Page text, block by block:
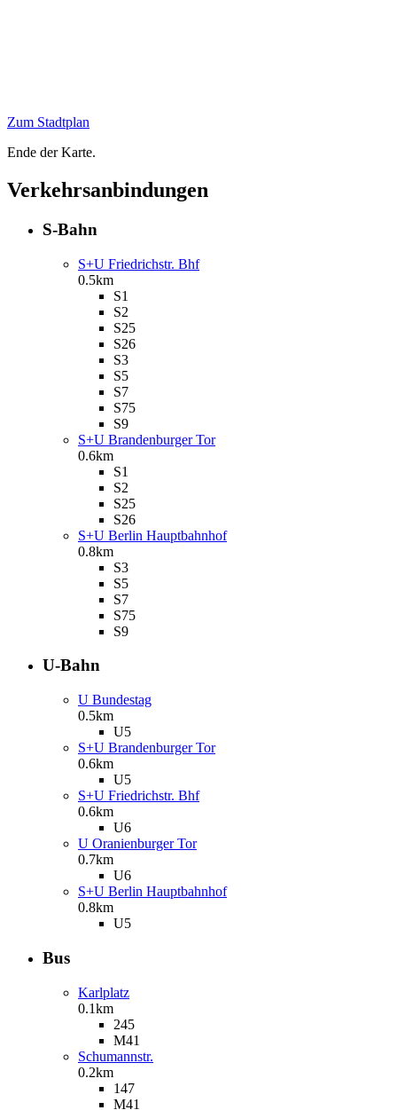
Zum Stadtplan
Ende der Karte.
Verkehrsanbindungen
S-Bahn
S+U Friedrichstr. Bhf
0.5km
S1
S2
S25
S26
S3
S5
S7
S75
S9
S+U Brandenburger Tor
0.6km
S1
S2
S25
S26
S+U Berlin Hauptbahnhof
0.8km
S3
S5
S7
S75
S9
U-Bahn
U Bundestag
0.5km
U5
S+U Brandenburger Tor
0.6km
U5
S+U Friedrichstr. Bhf
0.6km
U6
U Oranienburger Tor
0.7km
U6
S+U Berlin Hauptbahnhof
0.8km
U5
Bus
Karlplatz
0.1km
245
M41
Schumannstr.
0.2km
147
M41